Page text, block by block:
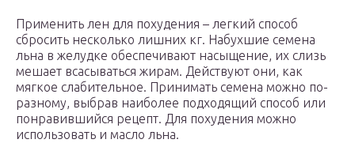
Применить лен для похудения – легкий способ
сбросить несколько лишних кг. Набухшие семена
льна в желудке обеспечивают насыщение, их слизь
мешает всасываться жирам. Действуют они, как
мягкое слабительное. Принимать семена можно по-
разному, выбрав наиболее подходящий способ или
понравившийся рецепт. Для похудения можно
использовать и масло льна.